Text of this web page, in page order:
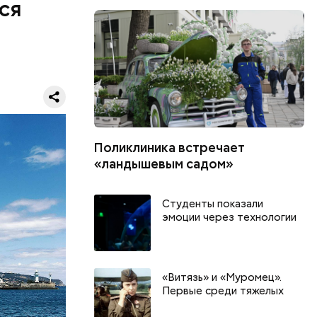
а в
Поликлиника встречает
«ландышевым садом»
Студенты показали
эмоции через технологии
«Витязь» и «Муромец».
Первые среди тяжелых